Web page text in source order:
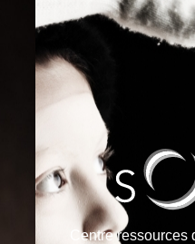
Centre